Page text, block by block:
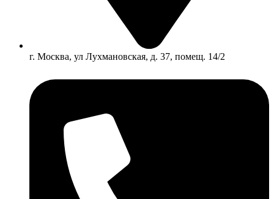
г. Москва, ул Лухмановская, д. 37, помещ. 14/2